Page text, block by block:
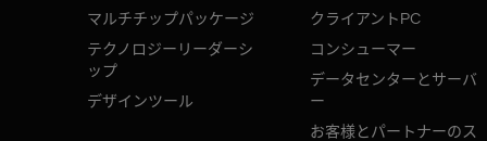
マルチチップパッケージ
テクノロジーリーダーシ
ップ
デザインツール
クライアントPC
コンシューマー
データセンターとサーバ
ー
お客様とパートナーのス